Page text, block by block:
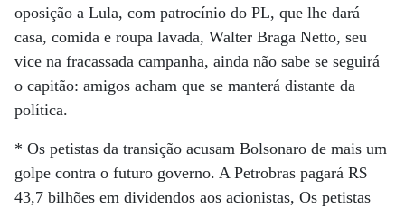
oposição a Lula, com patrocínio do PL, que lhe dará
casa, comida e roupa lavada, Walter Braga Netto, seu
vice na fracassada campanha, ainda não sabe se seguirá
o capitão: amigos acham que se manterá distante da
política.
* Os petistas da transição acusam Bolsonaro de mais um
golpe contra o futuro governo. A Petrobras pagará R$
43,7 bilhões em dividendos aos acionistas, Os petistas